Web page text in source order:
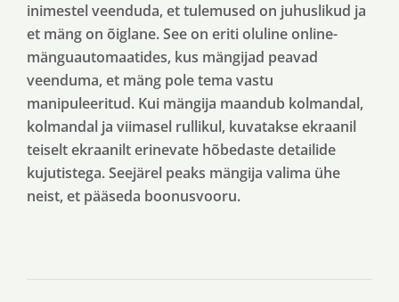
inimestel veenduda, et tulemused on juhuslikud ja
et mäng on õiglane. See on eriti oluline online-
mänguautomaatides, kus mängijad peavad
veenduma, et mäng pole tema vastu
manipuleeritud. Kui mängija maandub kolmandal,
kolmandal ja viimasel rullikul, kuvatakse ekraanil
teiselt ekraanilt erinevate hõbedaste detailide
kujutistega. Seejärel peaks mängija valima ühe
neist, et pääseda boonusvooru.